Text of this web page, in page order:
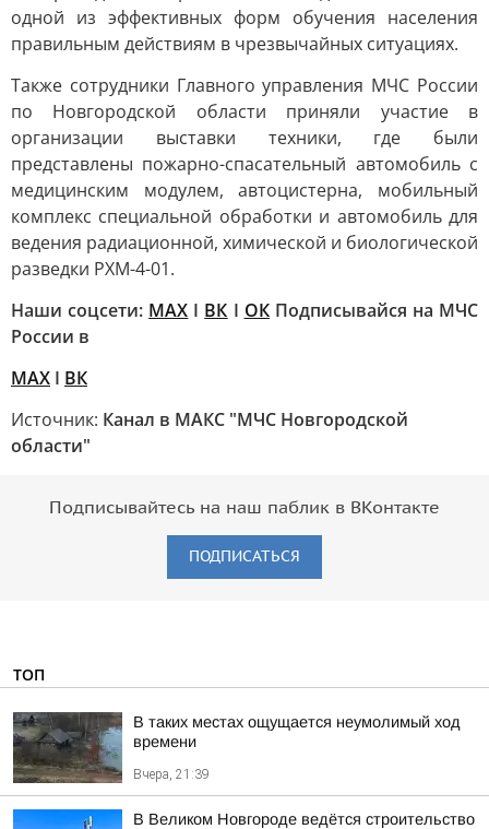
одной из эффективных форм обучения населения
правильным действиям в чрезвычайных ситуациях.
Также сотрудники Главного управления МЧС России
по Новгородской области приняли участие в
организации выставки техники, где были
представлены пожарно-спасательный автомобиль с
медицинским модулем, автоцистерна, мобильный
комплекс специальной обработки и автомобиль для
ведения радиационной, химической и биологической
разведки РХМ-4-01.
Наши соцсети: МАХ I ВК I ОКПодписывайся на МЧС
России в
MAX I ВК
Источник: Канал в МАКС "МЧС Новгородской
области"
Подписывайтесь на наш паблик в ВКонтакте
ПОДПИСАТЬСЯ
ТОП
В таких местах ощущается неумолимый ход
времени
Вчера, 21:39
В Великом Новгороде ведётся строительство